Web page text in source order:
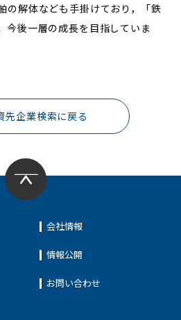
の解体なども手掛けており，「鉄
今後一層の成長を目指していま
先企業検索に戻る
会社情報
情報公開
お問い合わせ